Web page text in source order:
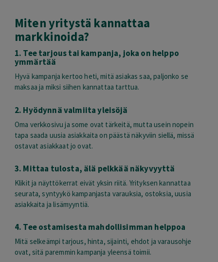
Miten yritystä kannattaa
markkinoida?
1. Tee tarjous tai kampanja, joka on helppo
ymmärtää
Hyvä kampanja kertoo heti, mitä asiakas saa, paljonko se
maksaa ja miksi siihen kannattaa tarttua.
2. Hyödynnä valmiita yleisöjä
Oma verkkosivu ja some ovat tärkeitä, mutta usein nopein
tapa saada uusia asiakkaita on päästä näkyviin siellä, missä
ostavat asiakkaat jo ovat.
3. Mittaa tulosta, älä pelkkää näkyvyyttä
Klikit ja näyttökerrat eivät yksin riitä. Yrityksen kannattaa
seurata, syntyykö kampanjasta varauksia, ostoksia, uusia
asiakkaita ja lisämyyntiä.
4. Tee ostamisesta mahdollisimman helppoa
Mitä selkeämpi tarjous, hinta, sijainti, ehdot ja varausohje
ovat, sitä paremmin kampanja yleensä toimii.